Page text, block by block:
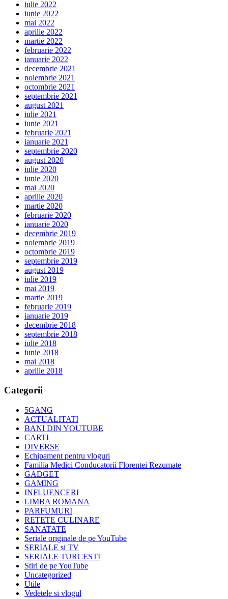
iulie 2022
iunie 2022
mai 2022
aprilie 2022
martie 2022
februarie 2022
ianuarie 2022
decembrie 2021
noiembrie 2021
octombrie 2021
septembrie 2021
august 2021
iulie 2021
iunie 2021
februarie 2021
ianuarie 2021
septembrie 2020
august 2020
iulie 2020
iunie 2020
mai 2020
aprilie 2020
martie 2020
februarie 2020
ianuarie 2020
decembrie 2019
noiembrie 2019
octombrie 2019
septembrie 2019
august 2019
iulie 2019
mai 2019
martie 2019
februarie 2019
ianuarie 2019
decembrie 2018
septembrie 2018
iulie 2018
iunie 2018
mai 2018
aprilie 2018
Categorii
5GANG
ACTUALITATI
BANI DIN YOUTUBE
CARTI
DIVERSE
Echipament pentru vloguri
Familia Medici Conducatorii Florentei Rezumate
GADGET
GAMING
INFLUENCERI
LIMBA ROMANA
PARFUMURI
RETETE CULINARE
SANATATE
Seriale originale de pe YouTube
SERIALE si TV
SERIALE TURCESTI
Stiri de pe YouTube
Uncategorized
Utile
Vedetele si vlogul